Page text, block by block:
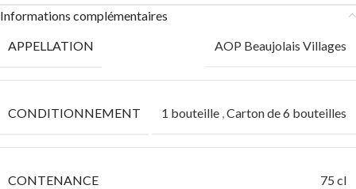
Informations complémentaires
APPELLATION
AOP Beaujolais Villages
CONDITIONNEMENT 1 bouteille ,Carton de 6 bouteilles
CONTENANCE 75 cl